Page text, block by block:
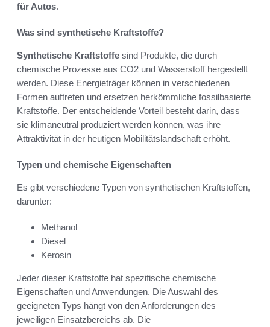
für Autos.
Was sind synthetische Kraftstoffe?
Synthetische Kraftstoffe sind Produkte, die durch
chemische Prozesse aus CO2 und Wasserstoff hergestellt
werden. Diese Energieträger können in verschiedenen
Formen auftreten und ersetzen herkömmliche fossilbasierte
Kraftstoffe. Der entscheidende Vorteil besteht darin, dass
sie klimaneutral produziert werden können, was ihre
Attraktivität in der heutigen Mobilitätslandschaft erhöht.
Typen und chemische Eigenschaften
Es gibt verschiedene Typen von synthetischen Kraftstoffen,
darunter:
Methanol
Diesel
Kerosin
Jeder dieser Kraftstoffe hat spezifische chemische
Eigenschaften und Anwendungen. Die Auswahl des
geeigneten Typs hängt von den Anforderungen des
jeweiligen Einsatzbereichs ab. Die